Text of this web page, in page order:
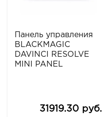
Панель управления
BLACKMAGIC
DAVINCI RESOLVE
MINI PANEL
31919.30 руб.